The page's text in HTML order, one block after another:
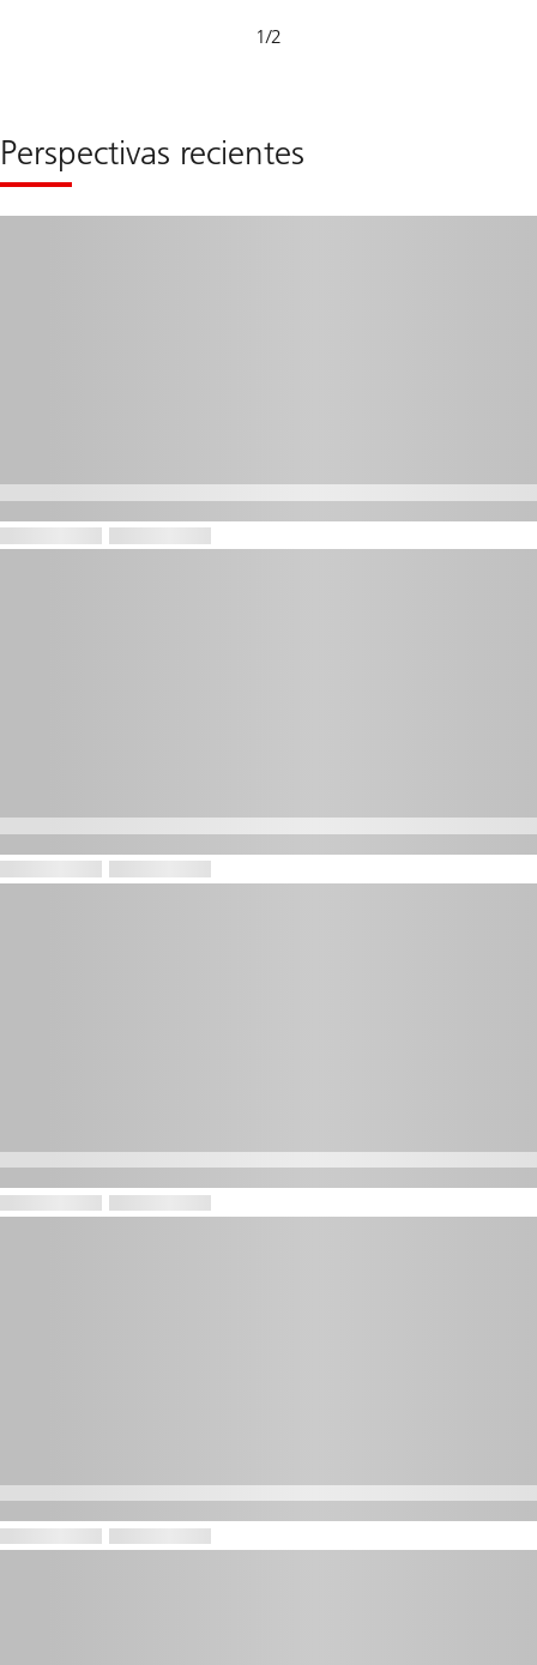
1/2
1-
Perspectivas recientes